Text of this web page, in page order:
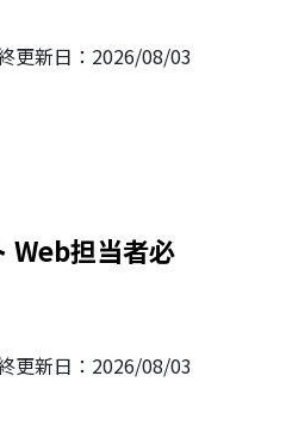
更新日： 2026/08/03
Web担当者必
更新日： 2026/08/03